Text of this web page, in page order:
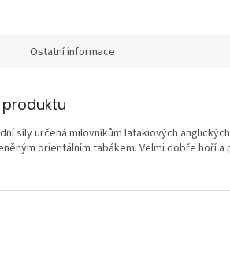
Ostatní informace
síly určená milovníkům latakiových
orientálním tabákem. Velmi dobře hoří